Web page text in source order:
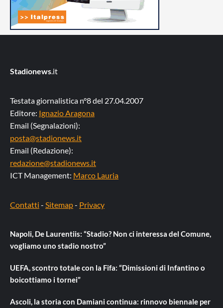
Stadionews.it
Testata giornalistica n°8 del 27.04.2007
Editore: Ignazio Aragona
Email (Segnalazioni):
posta@stadionews.it
Email (Redazione):
redazione@stadionews.it
ICT Management: Marco Lauria
Contatti - Sitemap- Privacy
Napoli, De Laurentiis: “Stadio? Non ci interessa del Comune,
vogliamo uno stadio nostro”
UEFA, scontro totale con la Fifa: “Dimissioni di Infantino o
boicottiamo i tornei”
Ascoli, la storia con Damiani continua: rinnovo biennale per